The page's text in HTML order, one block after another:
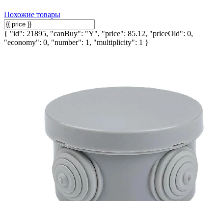
Похожие товары
{ "id": 21895, "canBuy": "Y", "price": 85.12, "priceOld": 0,
"economy": 0, "number": 1, "multiplicity": 1 }